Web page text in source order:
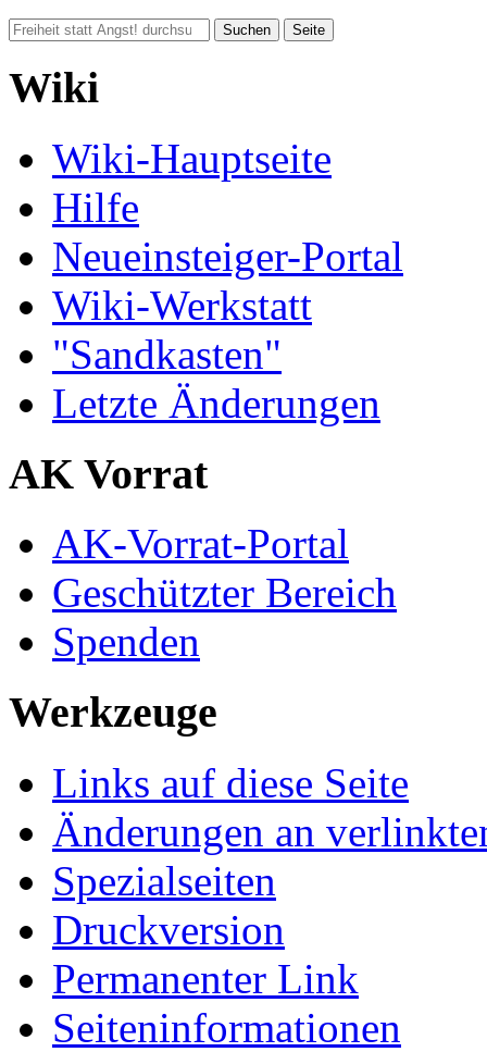
Wiki
Wiki-Hauptseite
Hilfe
Neueinsteiger-Portal
Wiki-Werkstatt
"Sandkasten"
Letzte Änderungen
AK Vorrat
AK-Vorrat-Portal
Geschützter Bereich
Spenden
Werkzeuge
Links auf diese Seite
Änderungen an
Spezialseiten
Druckversion
Permanenter Link
Seiten­­informationen